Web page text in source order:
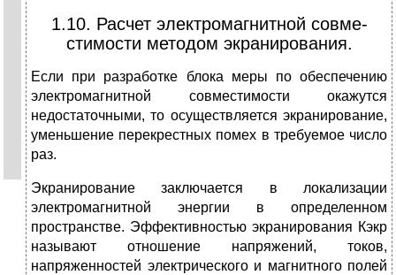
1.10. Расчет электромагнитной совме-
стимости методом экранирования.
Если при разработке блока меры по обеспечению
электромагнитной совместимости окажутся
недостаточными, то осуществляется экранирование,
уменьшение перекрестных помех в требуемое число
раз.
Экранирование заключается в локализации
электромагнитной энергии в определенном
пространстве. Эффективностью экранирования Кэкр
называют отношение напряжений, токов,
напряженностей электрического и магнитного полей